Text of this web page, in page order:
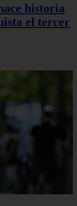
historia
el tercer